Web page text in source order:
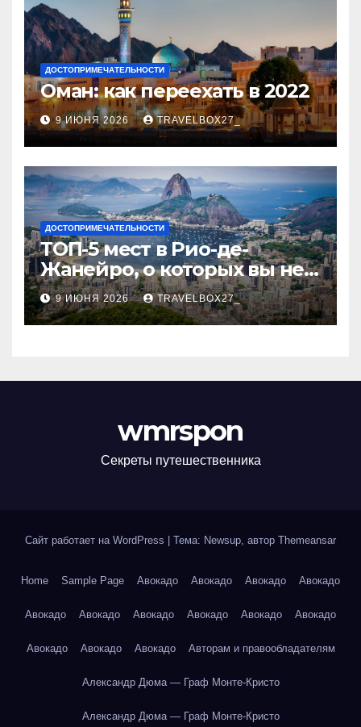
ДОСТОПРИМЕЧАТЕЛЬНОСТИ
Оман: как переехать в 2022
9 ИЮНЯ 2026 TRAVELBOX27_
ДОСТОПРИМЕЧАТЕЛЬНОСТИ
ТОП-5 мест в Рио-де-
Жанейро, о которых вы не
знали
9 ИЮНЯ 2026 TRAVELBOX27_
wmrspon
Секреты путешественника
Сайт работает на WordPress | Тема: Newsup, автор Themeansar
Home Sample Page Авокадо Авокадо Авокадо Авокадо
Авокадо Авокадо Авокадо Авокадо Авокадо Авокадо
Авокадо Авокадо Авокадо Авторам и правообладателям
Александр Дюма — Граф Монте-Кристо
Александр Дюма — Граф Монте-Кристо